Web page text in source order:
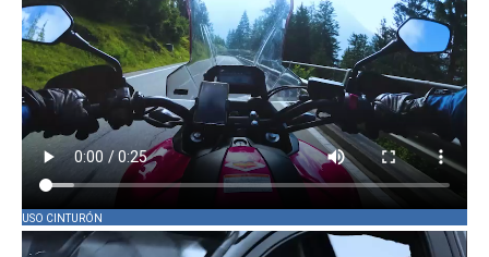
USO CINTURÓN